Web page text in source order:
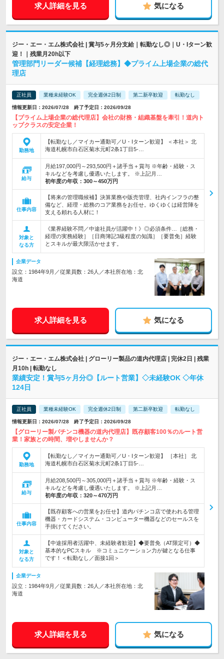
求人詳細を見る 気になる
ジー・エー・エム株式会社 | 賞与5ヶ月分支給｜転勤なし◎｜U・Iターン歓
迎！｜残業月20h以下
管理部門リーダー候補【経理総務】◆プライム上場企業の総代
理店
正社員 業種未経験OK 完全週休2日制 第二新卒歓迎 転勤なし
情報更新日：2026/07/28 終了予定日：2026/09/28
【プライム上場企業の総代理店】会社の財務・組織基盤を牽引！道内ト
ップクラスの安定企業！
勤務地
【転勤なし／マイカー通勤可／U・Iターン歓迎】 ＜本社＞ 北
海道札幌市白石区菊水元町2条1丁目5-…
給与
月給197,000円～293,500円＋諸手当＋賞与 ※年齢・経験・ス
キルなどを考慮し優遇いたします。 ※上記月…
初年度の年収： 300～450万円
仕事内容
【将来の管理職候補】決算業務や販売管理、社内インフラの整
備など、経理・総務のコア業務をお任せ。ゆくゆくは経営陣を
支える頼れる人材に！
対象と
なる方
《業界経験不問／中途社員が活躍中！》◎必須条件…［総務・
経理の実務経験］［日商簿記3級程度の知識］［要普免］経験
とスキルが最大限活かせます。
企業データ
設立：1984年9月／従業員数：26人／本社所在地：北
海道
求人詳細を見る 気になる
ジー・エー・エム株式会社 | グローリー製品の道内代理店 | 完休2日 | 残業
月10h | 転勤なし
業績安定！賞与5ヶ月分◎【ルート営業】◇未経験OK ◇年休
124日
正社員 業種未経験OK 完全週休2日制 第二新卒歓迎 転勤なし
情報更新日：2026/07/28 終了予定日：2026/09/28
【グローリー製パチンコ機器の道内代理店】既存顧客100％のルート営
業！家族との時間、増やしませんか？
勤務地
【転勤なし／マイカー通勤可／U・Iターン歓迎】 ［本社］ 北
海道札幌市白石区菊水元町2条1丁目5-…
給与
月給208,500円～305,000円＋諸手当＋賞与 ※年齢・経験・ス
キルなどを考慮し優遇いたします。 ※上記月…
初年度の年収： 320～470万円
仕事内容
【既存顧客への営業をお任せ】道内パチンコ店で使われる管理
機器・カードシステム・コンピューター機器などのセールスを
手掛けてください。
対象と
なる方
【中途採用者活躍中、未経験者歓迎】◆要普免（AT限定可）◆
基本的なPCスキル ※コミュニケーション力が鍵となる仕事
です！＜転勤なし／面接1回＞
企業データ
設立：1984年9月／従業員数：26人／本社所在地：北
海道
求人詳細を見る 気になる